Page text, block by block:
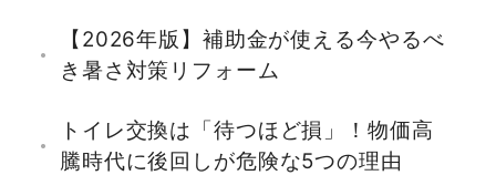
【2026年版】補助金が使える今やるべ
き暑さ対策リフォーム
トイレ交換は「待つほど損」！物価高
騰時代に後回しが危険な5つの理由